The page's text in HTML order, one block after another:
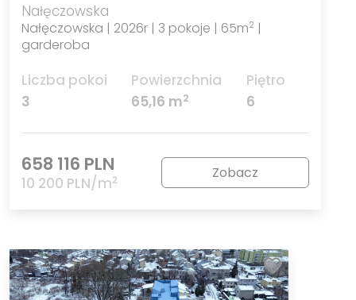
Nałęczowska
Nałęczowska | 2026r | 3 pokoje | 65m2 |
garderoba
Liczba pokoi
3
Powierzchnia
65,16 m2
Piętro
6
658 116 PLN
10 200 PLN/m2 Zobacz